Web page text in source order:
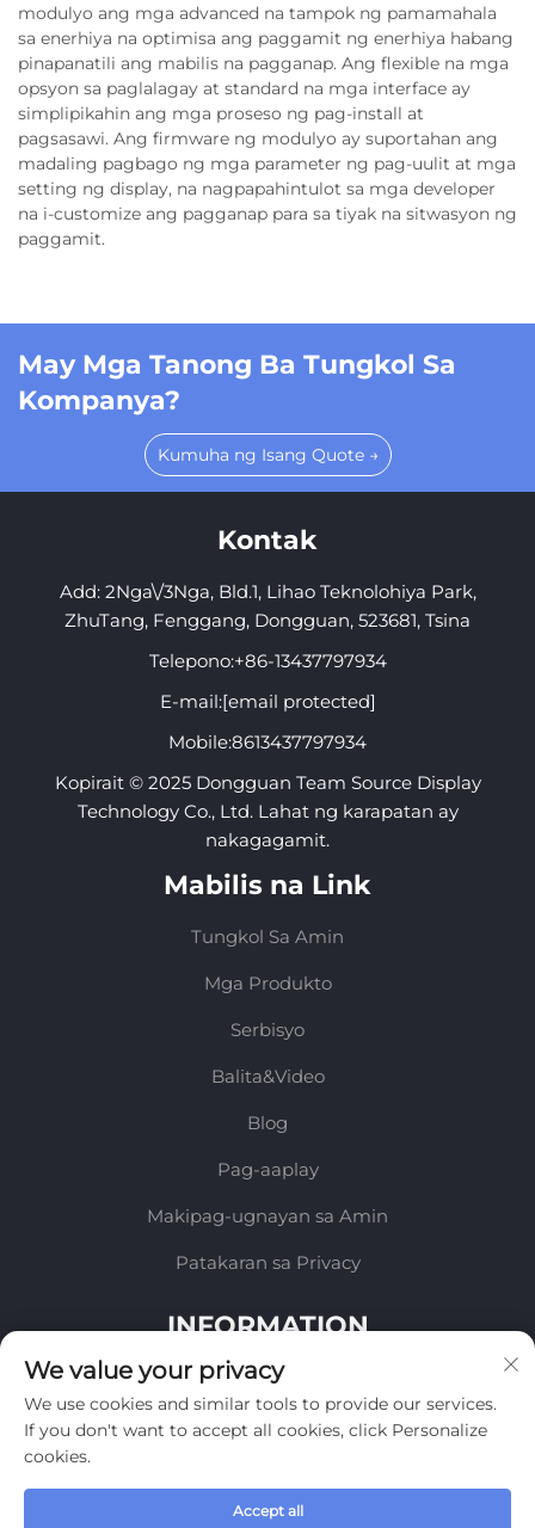
modulyo ang mga advanced na tampok ng pamamahala
sa enerhiya na optimisa ang paggamit ng enerhiya habang
pinapanatili ang mabilis na pagganap. Ang flexible na mga
opsyon sa paglalagay at standard na mga interface ay
simplipikahin ang mga proseso ng pag-install at
pagsasawi. Ang firmware ng modulyo ay suportahan ang
madaling pagbago ng mga parameter ng pag-uulit at mga
setting ng display, na nagpapahintulot sa mga developer
na i-customize ang pagganap para sa tiyak na sitwasyon ng
paggamit.
May Mga Tanong Ba Tungkol Sa
Kompanya?
Kumuha ng Isang Quote →
Kontak
Add: 2Nga\/3Nga, Bld.1, Lihao Teknolohiya Park,
ZhuTang, Fenggang, Dongguan, 523681, Tsina
Telepono:+86-13437797934
E-mail:[email protected]
Mobile:8613437797934
Kopirait © 2025 Dongguan Team Source Display
Technology Co., Ltd. Lahat ng karapatan ay
nakagagamit.
Mabilis na Link
Tungkol Sa Amin
Mga Produkto
Serbisyo
Balita&Video
Blog
Pag-aaplay
Makipag-ugnayan sa Amin
Patakaran sa Privacy
INFORMATION
Mag-sign up upang makatanggap ng aming
lingguhang newsletter
We value your privacy
We use cookies and similar tools to provide our services.
If you don't want to accept all cookies, click Personalize
cookies.
Accept all